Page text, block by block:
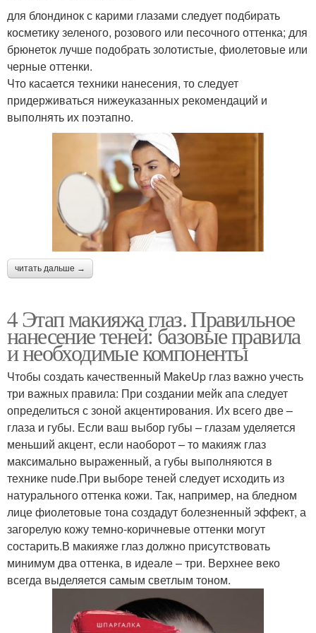
для блондинок с карими глазами следует подбирать
косметику зеленого, розового или песочного оттенка; для
брюнеток лучше подобрать золотистые, фиолетовые или
черные оттенки.
Что касается техники нанесения, то следует
придерживаться нижеуказанных рекомендаций и
выполнять их поэтапно.
читать дальше →
4 Этап макияжа глаз. Правильное
нанесение теней: базовые правила
и необходимые компоненты
Чтобы создать качественный MakeUp глаз важно учесть
три важных правила: При создании мейк апа следует
определиться с зоной акцентирования. Их всего две –
глаза и губы. Если ваш выбор губы – глазам уделяется
меньший акцент, если наоборот – то макияж глаз
максимально выраженный, а губы выполняются в
технике nude.При выборе теней следует исходить из
натурального оттенка кожи. Так, например, на бледном
лице фиолетовые тона создадут болезненный эффект, а
загорелую кожу темно-коричневые оттенки могут
состарить.В макияже глаз должно присутствовать
минимум два оттенка, в идеале – три. Верхнее веко
всегда выделяется самым светлым тоном.